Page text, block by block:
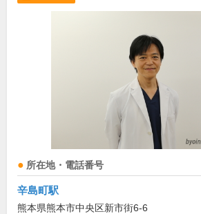
所在地・電話番号
辛島町駅
熊本県熊本市中央区新市街6-6